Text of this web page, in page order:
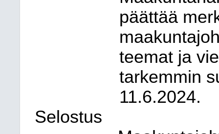
päättää
teemat ja
tarkemmin
11.6.2024.
Selostus